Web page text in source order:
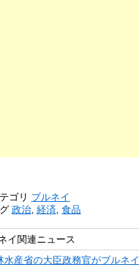
ゴリ ブルネイ
政治 経済 食品
イ関連ニュース
水産省の大臣政務官がブルネ